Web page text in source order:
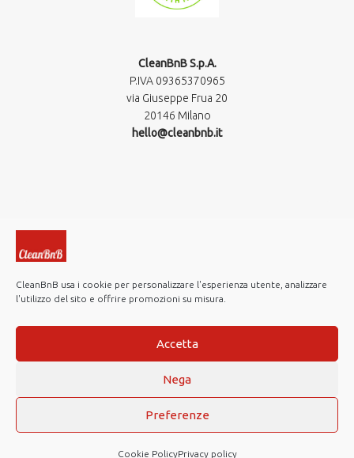
CleanBnB usa i cookie per personalizzare l'esperienza utente, analizzare
l'utilizzo del sito e offrire promozioni su misura.
Accetta
Nega
Preferenze
Cookie PolicyPrivacy policy
CleanBnB S.p.A.
P.IVA 09365370965​
via Giuseppe Frua 20
20146 Milano
hello@cleanbnb.it
Investor Relations
Note Legali
Privacy policy
Cookie Policy
Web Agency